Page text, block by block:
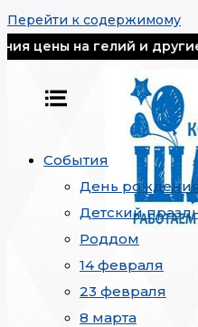
Перейти к содержимому
гелий и другие
События
День рождения
Детский
Роддом
14 февраля
23 февраля
8 марта